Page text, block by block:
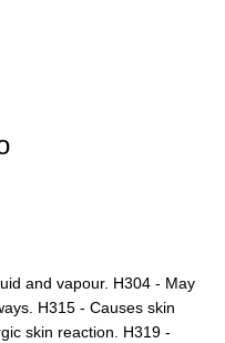
and vapour. H304 - May
H315 - Causes skin
skin reaction. H319 -